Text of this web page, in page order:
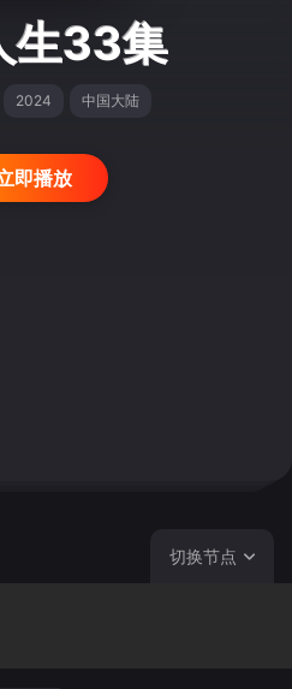
生33集
2024 中国大陆
即播放
切换节点